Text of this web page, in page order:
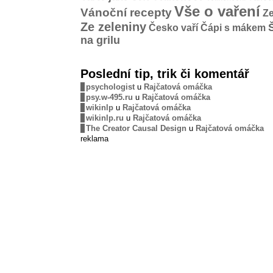
Vánoční receptyVše o vaření
Ze zeleniny Česko vaří Čápi s mákem
na grilu
Poslední tip, trik či komentář
psychologist u Rajčatová omáčka
psy.w-495.ru u Rajčatová omáčka
wikinlp u Rajčatová omáčka
wikinlp.ru u Rajčatová omáčka
The Creator Causal Design u Rajčatová omáčka
reklama